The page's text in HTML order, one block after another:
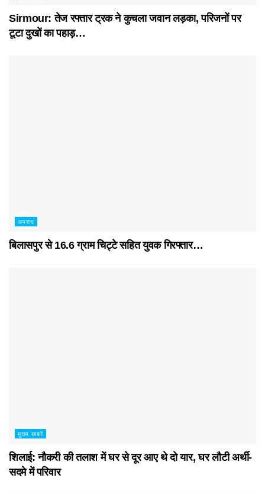
Sirmour: तेज रफ्तार ट्रक ने कुचला जवान लड़का, परिजनों पर
टूटा दुखों का पहाड़…
अपराध
बिलासपुर से 16.6 ग्राम चिट्टे सहित युवक गिरफ्तार…
मुख्य ख़बरें
शिलाई: नौकरी की तलाश में घर से दूर आए थे दो यार, घर लौटी अर्थी-
सदमे में परिवार